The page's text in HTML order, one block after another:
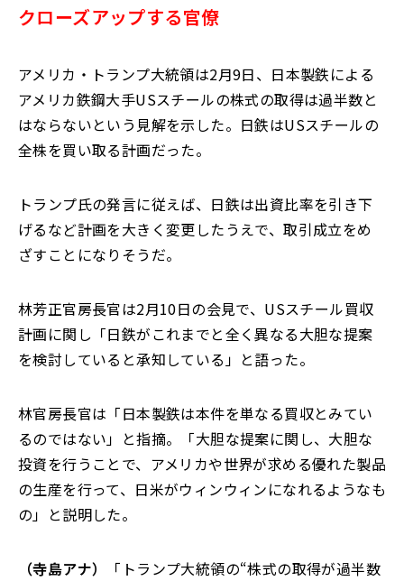
クローズアップする官僚
アメリカ・トランプ大統領は2月9日、日本製鉄による
アメリカ鉄鋼大手USスチールの株式の取得は過半数と
はならないという見解を示した。日鉄はUSスチールの
全株を買い取る計画だった。
トランプ氏の発言に従えば、日鉄は出資比率を引き下
げるなど計画を大きく変更したうえで、取引成立をめ
ざすことになりそうだ。
林芳正官房長官は2月10日の会見で、USスチール買収
計画に関し「日鉄がこれまでと全く異なる大胆な提案
を検討していると承知している」と語った。
林官房長官は「日本製鉄は本件を単なる買収とみてい
るのではない」と指摘。「大胆な提案に関し、大胆な
投資を行うことで、アメリカや世界が求める優れた製品
の生産を行って、日米がウィンウィンになれるようなも
の」と説明した。
（寺島アナ）
「トランプ大統領の“株式の取得が過半数